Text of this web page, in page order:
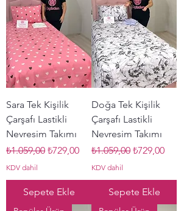
Sara Tek Kişilik
Çarşafı Lastikli
Nevresim Takımı
Normal Fiyat
₺1.059,00 İndirimli Fiyat
₺729,00
KDV dahil
Sepete Ekle
Doğa Tek Kişilik
Çarşafı Lastikli
Nevresim Takımı
Normal Fiyat
₺1.059,00 İndirimli Fiyat
₺729,00
KDV dahil
Sepete Ekle